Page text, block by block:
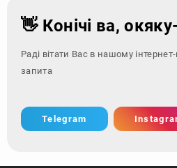
👋 Конічі ва,
Раді вітати Вас в нашому
запитання - зверн
Telegram